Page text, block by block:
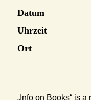
Datum
Uhrzeit
Ort
„Info on Books“ is